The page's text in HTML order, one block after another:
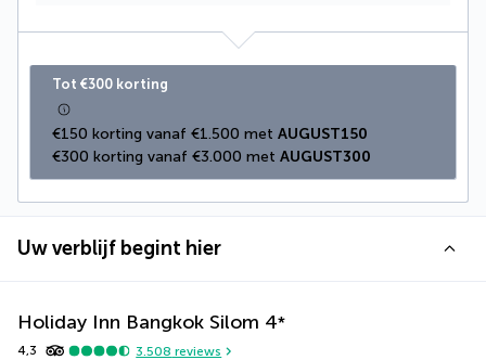
Tot €300 korting
€150 korting vanaf €1.500 met AUGUST150
€300 korting vanaf €3.000 met AUGUST300
Uw verblijf begint hier
Holiday Inn Bangkok Silom 4*
4,3 3.508 reviews